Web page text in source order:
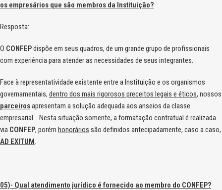
os empresários que são membros da Instituição?
Resposta:
O CONFEPdispõe em seus quadros, de um grande grupo de profissionais
com experiência para atender as necessidades de seus integrantes.
Face à representatividade existente entre a Instituição e os organismos
governamentais, dentro dos mais rigorosos preceitos legais e éticos, nossos
parceirosapresentam a solução adequada aos anseios da classe
empresarial. Nesta situação somente, a formatação contratual é realizada
via CONFEP, porém honorários são definidos antecipadamente, caso a caso,
AD EXITUM.
05)- Qual atendimento jurídico é fornecido ao membro do CONFEP?